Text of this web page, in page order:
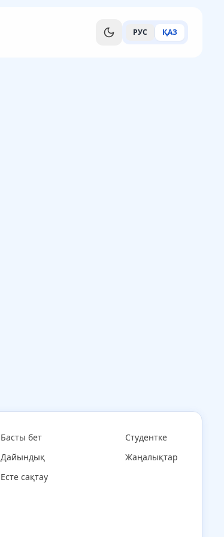
РУС ҚАЗ
Басты бет
Дайындық
Есте сақтау
Студентке
Жаңалықтар